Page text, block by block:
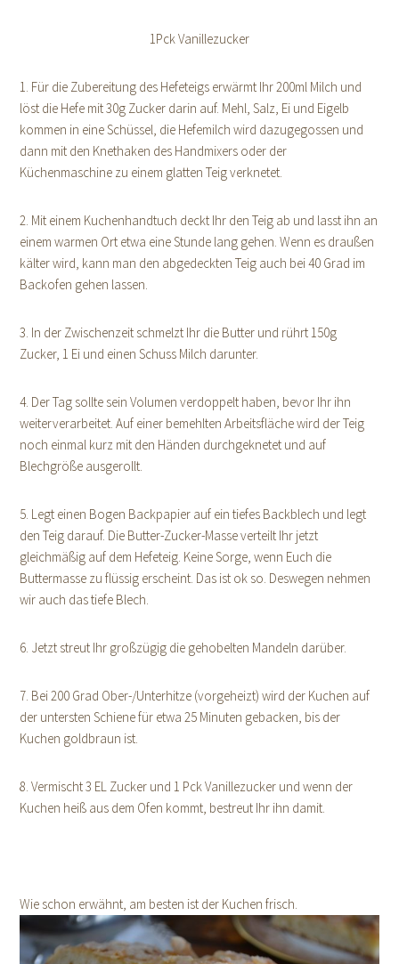
1Pck Vanillezucker
1. Für die Zubereitung des Hefeteigs erwärmt Ihr 200ml Milch und
löst die Hefe mit 30g Zucker darin auf. Mehl, Salz, Ei und Eigelb
kommen in eine Schüssel, die Hefemilch wird dazugegossen und
dann mit den Knethaken des Handmixers oder der
Küchenmaschine zu einem glatten Teig verknetet.
2. Mit einem Kuchenhandtuch deckt Ihr den Teig ab und lasst ihn an
einem warmen Ort etwa eine Stunde lang gehen. Wenn es draußen
kälter wird, kann man den abgedeckten Teig auch bei 40 Grad im
Backofen gehen lassen.
3. In der Zwischenzeit schmelzt Ihr die Butter und rührt 150g
Zucker, 1 Ei und einen Schuss Milch darunter.
4. Der Tag sollte sein Volumen verdoppelt haben, bevor Ihr ihn
weiterverarbeitet. Auf einer bemehlten Arbeitsfläche wird der Teig
noch einmal kurz mit den Händen durchgeknetet und auf
Blechgröße ausgerollt.
5. Legt einen Bogen Backpapier auf ein tiefes Backblech und legt
den Teig darauf. Die Butter-Zucker-Masse verteilt Ihr jetzt
gleichmäßig auf dem Hefeteig. Keine Sorge, wenn Euch die
Buttermasse zu flüssig erscheint. Das ist ok so. Deswegen nehmen
wir auch das tiefe Blech.
6. Jetzt streut Ihr großzügig die gehobelten Mandeln darüber.
7. Bei 200 Grad Ober-/Unterhitze (vorgeheizt) wird der Kuchen auf
der untersten Schiene für etwa 25 Minuten gebacken, bis der
Kuchen goldbraun ist.
8. Vermischt 3 EL Zucker und 1 Pck Vanillezucker und wenn der
Kuchen heiß aus dem Ofen kommt, bestreut Ihr ihn damit.
Wie schon erwähnt, am besten ist der Kuchen frisch.